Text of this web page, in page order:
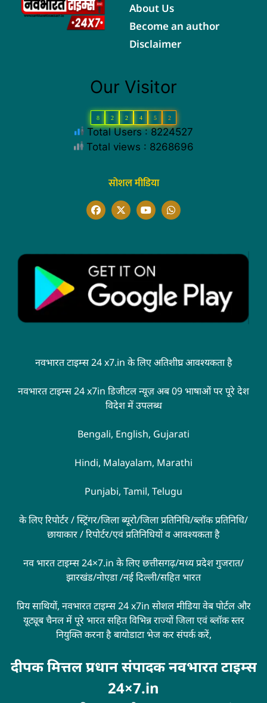
About Us
Become an author
Disclaimer
Our Visitor
8 2 2 4 5 2
Total Users : 8224527
Total views : 8268696
सोशल मीडिया
नवभारत टाइम्स 24 x7.in के लिए अतिशीघ्र आवश्यकता है
नवभारत टाइम्स 24 x7in डिजीटल न्यूज़ अब 09 भाषाओं पर पूरे देश
विदेश में उपलब्ध
Bengali, English, Gujarati
Hindi, Malayalam, Marathi
Punjabi, Tamil, Telugu
के लिए रिपोर्टर / स्ट्रिंगर/जिला ब्यूरो/जिला प्रतिनिधि/ब्लॉक प्रतिनिधि/
छायाकार / रिपोर्टर/एवं प्रतिनिधियों व आवश्यकता है
नव भारत टाइम्स 24×7.in के लिए छत्तीसगढ़/मध्य प्रदेश गुजरात/
झारखंड/नोएडा /नई दिल्ली/सहित भारत
प्रिय साथियों, नवभारत टाइम्स 24 x7in सोशल मीडिया वेब पोर्टल और
यूट्यूब चैनल में पूरे भारत सहित विभिन्न राज्यों जिला एवं ब्लॉक स्तर
नियुक्ति करना है बायोडाटा भेज कर संपर्क करें,
दीपक मित्तल प्रधान संपादक नवभारत टाइम्स
24×7.in